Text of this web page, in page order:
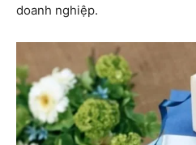
doanh nghiệp.